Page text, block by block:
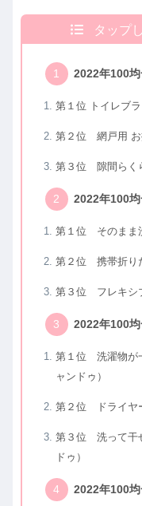
タップ
2022年100
第１位 トイレブラ
第２位 網戸用 お
第３位 隙間らく
2022年100
第１位 そのまま
第２位 携帯折り
第３位 フレキシ
2022年100
第１位 洗濯物が
ャンドゥ）
第２位 ドライヤ
第３位 洗って干
ドゥ）
2022年100